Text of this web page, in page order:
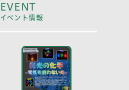
EVENT
イベント情報